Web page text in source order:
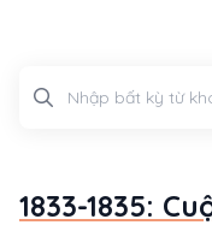
1833-1835: